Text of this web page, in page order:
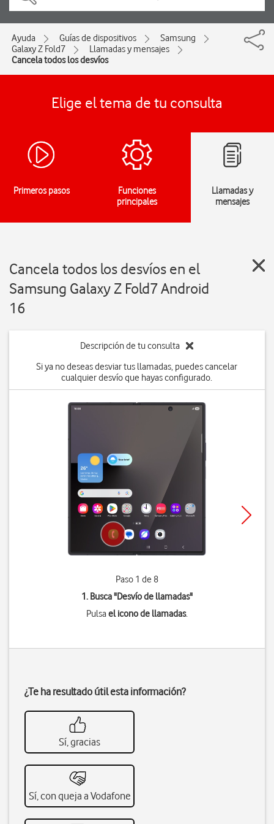
Ayuda Guías de dispositivos
Samsung
Galaxy Z Fold7
Llamadas y mensajes
Cancela todos los desvíos
Elige el tema de tu consulta
Primeros pasos
Funciones
principales
Llamadas y
mensajes
Cancela todos los desvíos en el
Samsung Galaxy Z Fold7 Android
16
Descripción de tu consulta
Si ya no deseas desviar tus llamadas, puedes cancelar
cualquier desvío que hayas configurado.
Paso 1 de 8
1. Busca "Desvío de llamadas"
Pulsael icono de llamadas.
¿Te ha resultado útil esta información?
Sí, gracias
Sí, con queja a Vodafone